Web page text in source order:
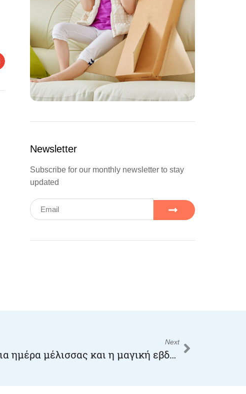
Newsletter
Subscribe for our monthly newsletter to stay
updated
Next
20 Μαϊου Παγκόσμια ημέρα μέλισσας και η μαγική εβδομάδα των μελισσών🐝